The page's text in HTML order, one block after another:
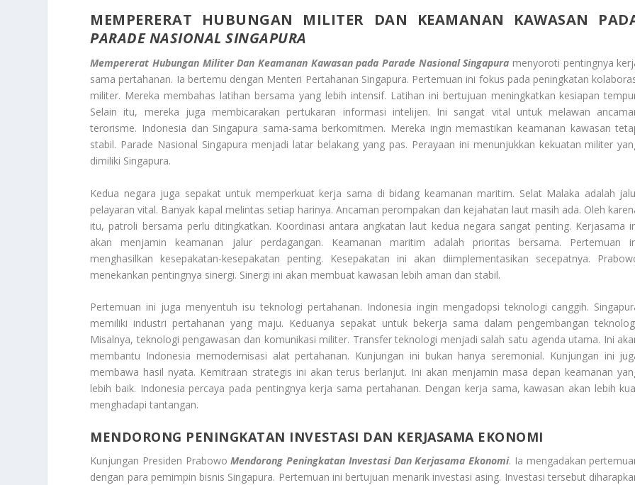
MEMPERERAT HUBUNGAN MILITER DAN KEAMANAN KAWASAN
PARADE NASIONAL SINGAPURA
Mempererat Hubungan Militer Dan Keamanan Kawasan pada Parade Nasional Singapura menyoroti pentingnya
sama pertahanan. Ia bertemu dengan Menteri Pertahanan Singapura. Pertemuan ini fokus pada peningkatan
militer. Mereka membahas latihan bersama yang lebih intensif. Latihan ini bertujuan meningkatkan kesiapan
Selain itu, mereka juga membicarakan pertukaran informasi intelijen. Ini sangat vital untuk melawan
terorisme. Indonesia dan Singapura sama-sama berkomitmen. Mereka ingin memastikan keamanan kawasan
stabil. Parade Nasional Singapura menjadi latar belakang yang pas. Perayaan ini menunjukkan kekuatan militer
dimiliki Singapura.
Kedua negara juga sepakat untuk memperkuat kerja sama di bidang keamanan maritim. Selat Malaka adalah
pelayaran vital. Banyak kapal melintas setiap harinya. Ancaman perompakan dan kejahatan laut masih ada. Oleh
itu, patroli bersama perlu ditingkatkan. Koordinasi antara angkatan laut kedua negara sangat penting. Kerjasama
akan menjamin keamanan jalur perdagangan. Keamanan maritim adalah prioritas bersama. Pertemuan
menghasilkan kesepakatan-kesepakatan penting. Kesepakatan ini akan diimplementasikan secepatnya.
menekankan pentingnya sinergi. Sinergi ini akan membuat kawasan lebih aman dan stabil.
Pertemuan ini juga menyentuh isu teknologi pertahanan. Indonesia ingin mengadopsi teknologi canggih.
memiliki industri pertahanan yang maju. Keduanya sepakat untuk bekerja sama dalam pengembangan
Misalnya, teknologi pengawasan dan komunikasi militer. Transfer teknologi menjadi salah satu agenda utama. Ini
membantu Indonesia memodernisasi alat pertahanan. Kunjungan ini bukan hanya seremonial. Kunjungan ini
membawa hasil nyata. Kemitraan strategis ini akan terus berlanjut. Ini akan menjamin masa depan keamanan
lebih baik. Indonesia percaya pada pentingnya kerja sama pertahanan. Dengan kerja sama, kawasan akan lebih
menghadapi tantangan.
MENDORONG PENINGKATAN INVESTASI DAN KERJASAMA EKONOMI
Kunjungan Presiden PrabowoMendorong Peningkatan Investasi Dan Kerjasama Ekonomi. Ia mengadakan
dengan para pemimpin bisnis Singapura. Pertemuan ini bertujuan menarik investasi asing. Investasi tersebut